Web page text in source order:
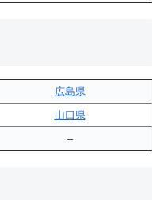
広島県
山口県
–